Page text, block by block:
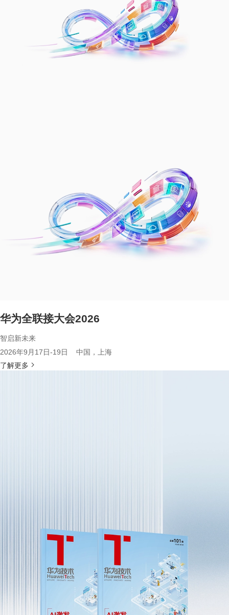
华为全联接大会2026
智启新未来
2026年9月17日-19日 中国，上海
了解更多